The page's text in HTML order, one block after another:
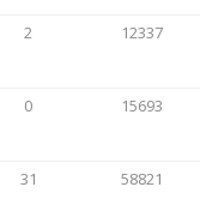
2 12337
0 15693
31 58821